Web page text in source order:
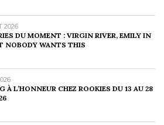
2026
DU MOMENT : VIRGIN RIVER, EMILY IN
NOBODY WANTS THIS
À L’HONNEUR CHEZ ROOKIES DU 13 AU 28